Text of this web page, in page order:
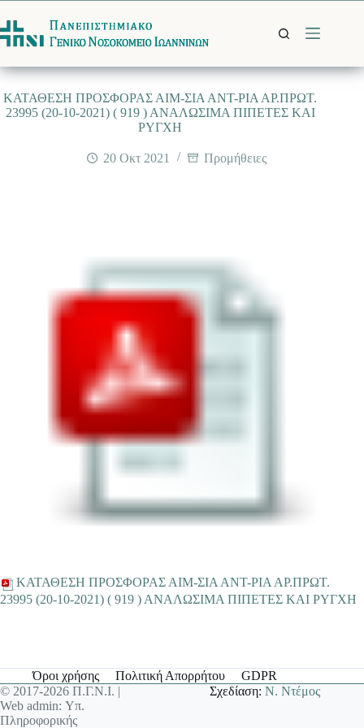
στο
περιεχόμενο
ΚΑΤΑΘΕΣΗ ΠΡΟΣΦΟΡΑΣ ΑΙΜ-ΣΙΑ ΑΝΤ-ΡΙΑ ΑΡ.ΠΡΩΤ.
23995 (20-10-2021) ( 919 ) ΑΝΑΛΩΣΙΜΑ ΠΙΠΕΤΕΣ ΚΑΙ
ΡΥΓΧΗ
20 Οκτ 2021 Προμήθειες
ΚΑΤΑΘΕΣΗ ΠΡΟΣΦΟΡΑΣ ΑΙΜ-ΣΙΑ ΑΝΤ-ΡΙΑ ΑΡ.ΠΡΩΤ.
23995 (20-10-2021) ( 919 ) ΑΝΑΛΩΣΙΜΑ ΠΙΠΕΤΕΣ ΚΑΙ ΡΥΓΧΗ
Όροι χρήσης Πολιτική Απορρήτου
GDPR
© 2017-2026 Π.Γ.Ν.Ι. |
Web admin: Υπ.
Πληροφορικής
Σχεδίαση:Ν. Ντέμος